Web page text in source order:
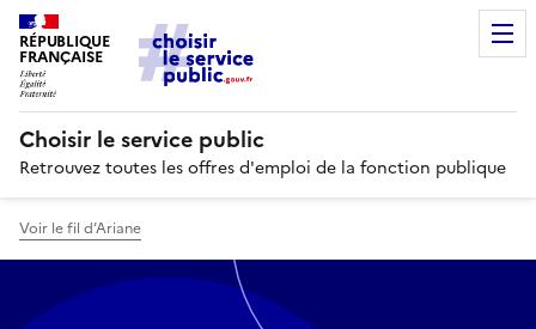
RÉPUBLIQUE
FRANÇAISE
Choisir le service public
Retrouvez toutes les offres d'emploi de la fonction publique
Voir le fil d’Ariane